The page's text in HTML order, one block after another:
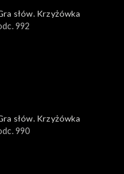
słów. Krzyżówka
992
słów. Krzyżówka
990